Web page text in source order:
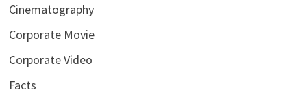
Cinematography
Corporate Movie
Corporate Video
Facts